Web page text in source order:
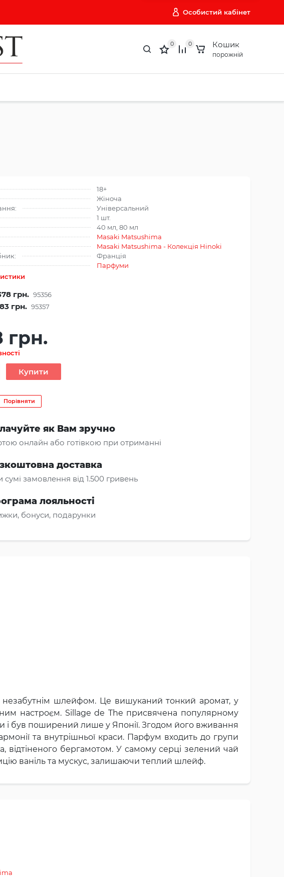
Особистий кабінет
0 0 Кошик
порожній
18+
Жіноча
Універсальний
1 шт.
40 мл, 80 мл
Masaki Matsushima
Masaki Matsushima - Колекція Hinoki
Франція
Парфуми
грн. 95356
грн. 95357
грн.
Порівняти
як Вам зручно
онлайн або готівкою при отриманні
доставка
сумі замовлення від 1.500 гривень
лояльності
бонуси, подарунки
незабутнім шлейфом. Це вишуканий тонкий аромат, у
настроєм. Sillage de The присвячена популярному
і був поширений лише у Японії. Згодом його вживання
та внутрішньої краси. Парфум входить до групи
відтіненого бергамотом. У самому серці зелений чай
ваніль та мускус, залишаючи теплий шлейф.